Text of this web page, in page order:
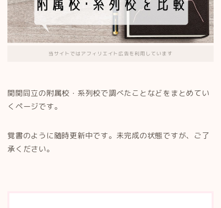
当サイトではアフィリエイト広告を利用しています
関関同立の附属校・系列校で調べたことなどをまとめてい
くページです。
覚書のように随時更新中です。未完成の状態ですが、ご了
承ください。